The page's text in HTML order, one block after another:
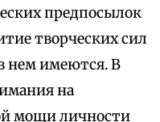
предпосылок
творческих сил
нем имеются. В
на
мощи личности